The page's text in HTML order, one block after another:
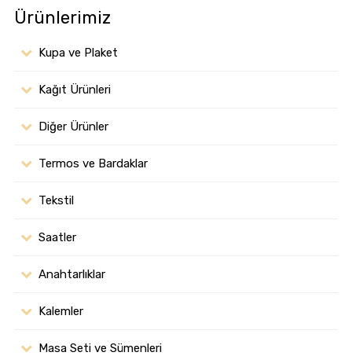
Ürünlerimiz
Kupa ve Plaket
Kağıt Ürünleri
Diğer Ürünler
Termos ve Bardaklar
Tekstil
Saatler
Anahtarlıklar
Kalemler
Masa Seti ve Sümenleri